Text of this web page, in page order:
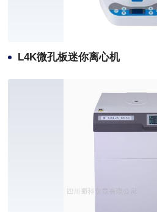
L4K微孔板迷你离心机